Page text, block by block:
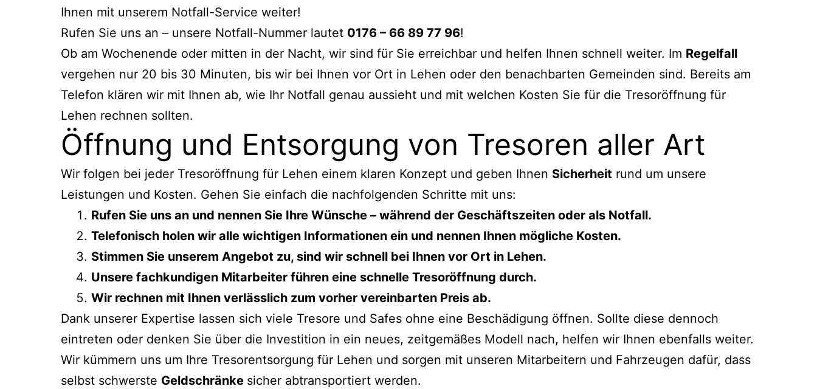
Ihnen mit unserem Notfall-Service weiter!
Rufen Sie uns an – unsere Notfall-Nummer lautet 0176 – 66 89 77 96!
Ob am Wochenende oder mitten in der Nacht, wir sind für Sie erreichbar und helfen Ihnen schnell weiter. Im Regelfall
vergehen nur 20 bis 30 Minuten, bis wir bei Ihnen vor Ort in Lehen oder den benachbarten Gemeinden sind. Bereits am
Telefon klären wir mit Ihnen ab, wie Ihr Notfall genau aussieht und mit welchen Kosten Sie für die Tresoröffnung für
Lehen rechnen sollten.
Öffnung und Entsorgung von Tresoren aller Art
Wir folgen bei jeder Tresoröffnung für Lehen einem klaren Konzept und geben Ihnen Sicherheit rund um unsere
Leistungen und Kosten. Gehen Sie einfach die nachfolgenden Schritte mit uns:
Rufen Sie uns an und nennen Sie Ihre Wünsche – während der Geschäftszeiten oder als Notfall.
Telefonisch holen wir alle wichtigen Informationen ein und nennen Ihnen mögliche Kosten.
Stimmen Sie unserem Angebot zu, sind wir schnell bei Ihnen vor Ort in Lehen.
Unsere fachkundigen Mitarbeiter führen eine schnelle Tresoröffnung durch.
Wir rechnen mit Ihnen verlässlich zum vorher vereinbarten Preis ab.
Dank unserer Expertise lassen sich viele Tresore und Safes ohne eine Beschädigung öffnen. Sollte diese dennoch
eintreten oder denken Sie über die Investition in ein neues, zeitgemäßes Modell nach, helfen wir Ihnen ebenfalls weiter.
Wir kümmern uns um Ihre Tresorentsorgung für Lehen und sorgen mit unseren Mitarbeitern und Fahrzeugen dafür, dass
selbst schwerste Geldschränke sicher abtransportiert werden.